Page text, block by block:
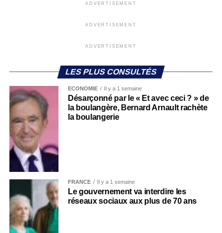
ADVERTISEMENT
ADVERTISEMENT
ADVERTISEMENT
LES PLUS CONSULTÉS
ECONOMIE Il y a 1 semaine
Désarçonné par le « Et avec ceci ? » de
la boulangère, Bernard Arnault rachète
la boulangerie
FRANCE Il y a 1 semaine
Le gouvernement va interdire les
réseaux sociaux aux plus de 70 ans